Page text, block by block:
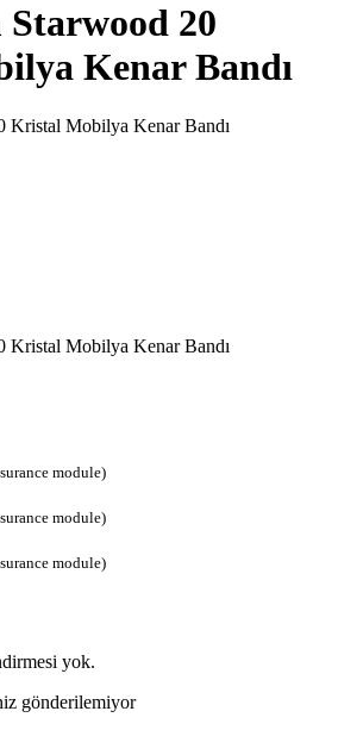
Starwood 20
Kenar Bandı
Kristal Mobilya Kenar Bandı
Kristal Mobilya Kenar Bandı
module)
module)
module)
yok.
gönderilemiyor